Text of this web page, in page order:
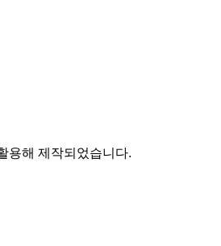
용해 제작되었습니다.